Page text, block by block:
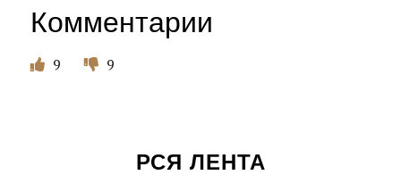
Комментарии
9 9
РСЯ ЛЕНТА